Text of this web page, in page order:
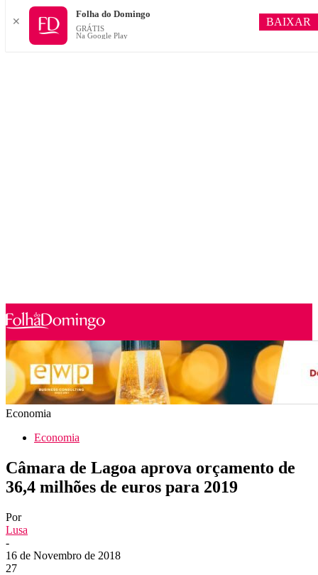
Economia
Economia
Câmara de Lagoa aprova orçamento de
36,4 milhões de euros para 2019
Por
Lusa
-
16 de Novembro de 2018
27
✕
Folha do Domingo
GRÁTIS
Na Google Play
BAIXAR